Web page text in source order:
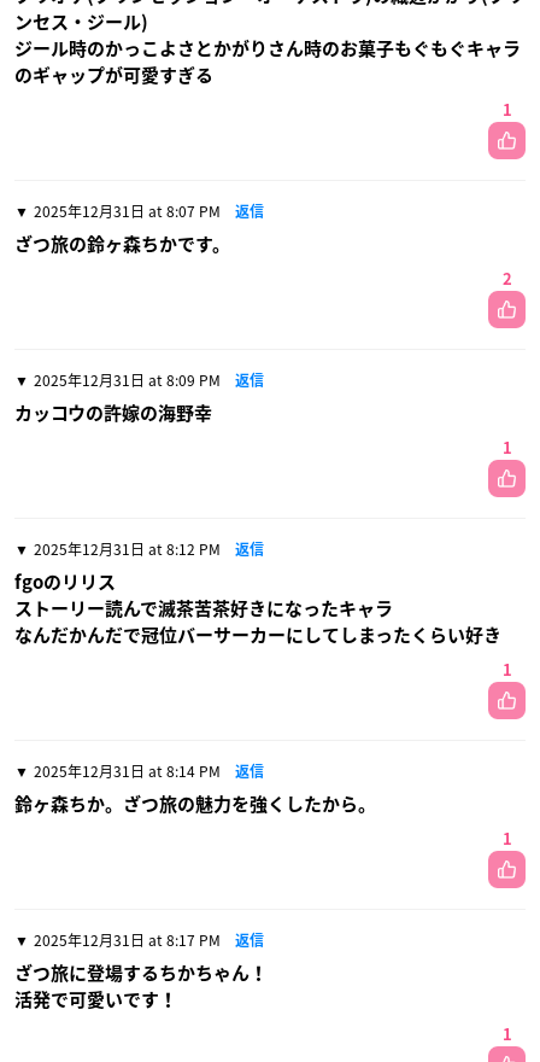
ンセス・ジール)
ジール時のかっこよさとかがりさん時のお菓子もぐもぐキャラ
のギャップが可愛すぎる
1
2025年12月31日 at 8:07 PM 返信
ざつ旅の鈴ヶ森ちかです。
2
2025年12月31日 at 8:09 PM 返信
カッコウの許嫁の海野幸
1
2025年12月31日 at 8:12 PM 返信
fgoのリリス
ストーリー読んで滅茶苦茶好きになったキャラ
なんだかんだで冠位バーサーカーにしてしまったくらい好き
1
2025年12月31日 at 8:14 PM 返信
鈴ヶ森ちか。ざつ旅の魅力を強くしたから。
1
2025年12月31日 at 8:17 PM 返信
ざつ旅に登場するちかちゃん！
活発で可愛いです！
1